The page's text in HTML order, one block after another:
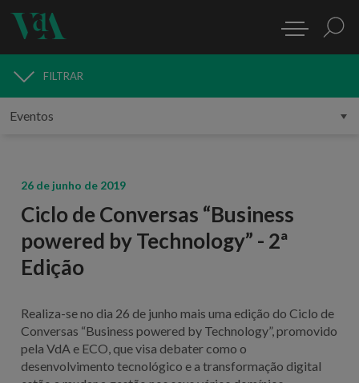
MEDIA
FILTRAR
26 de junho de 2019
Ciclo de Conversas “Business
powered by Technology” - 2ª
Edição
Realiza-se no dia 26 de junho mais uma edição do Ciclo de
Conversas “Business powered by Technology”, promovido
pela VdA e ECO, que visa debater como o
desenvolvimento tecnológico e a transformação digital